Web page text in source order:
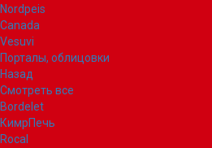
Nordpeis
Canada
Vesuvi
Порталы, облицовки
Назад
Смотреть все
Bordelet
КимрПечь
Rocal